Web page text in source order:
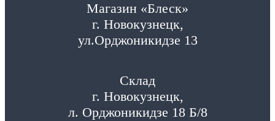
Магазин «Блеск»
г. Новокузнецк,
ул.Орджоникидзе 13
Склад
г. Новокузнецк,
л. Орджоникидзе 18 Б/8